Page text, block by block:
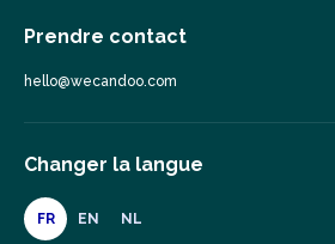
Prendre contact
hello@wecandoo.com
Changer la langue
FR EN NL